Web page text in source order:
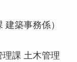
築事務係）
課 土木管理